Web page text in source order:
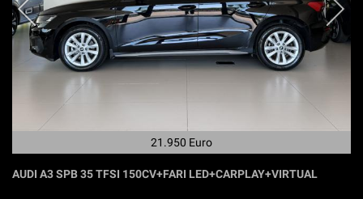
21.950 Euro
AUDI A3 SPB 35 TFSI 150CV+FARI LED+CARPLAY+VIRTUAL